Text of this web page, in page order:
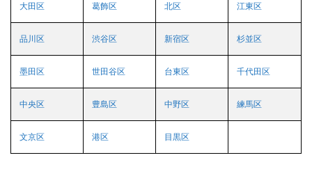
大田区 葛飾区 北区 江東区
品川区 渋谷区 新宿区 杉並区
墨田区 世田谷区 台東区 千代田区
中央区 豊島区 中野区 練馬区
文京区 港区 目黒区